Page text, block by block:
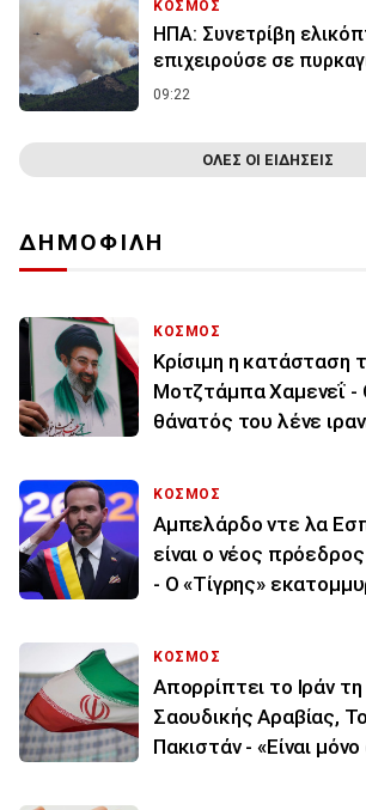
ΚΟΣΜΟΣ
ΗΠΑ: Συνετρίβη
επιχειρούσε σε
09:22
ΟΛΕΣ ΟΙ ΕΙΔΗΣΕΙΣ
ΔΗΜΟΦΙΛΗ
ΚΟΣΜΟΣ
Κρίσιμη η κατάσταση
Μοτζτάμπα Χαμενεΐ -
θάνατός του λένε
ΚΟΣΜΟΣ
Αμπελάρδο ντε λα
είναι ο νέος
- Ο «Τίγρης»
ΚΟΣΜΟΣ
Απορρίπτει το Ιράν
Σαουδικής Αραβίας,
Πακιστάν - «Είναι